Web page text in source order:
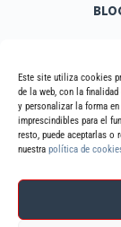
Este site utiliza cookies
de la web, con la
y personalizar la forma
imprescindibles para el
resto, puede aceptarlas o
nuestra política de